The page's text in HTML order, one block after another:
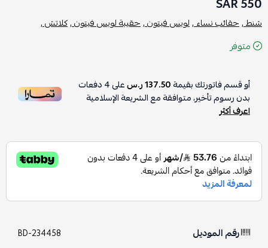
شنط ,حقائب نساء ,لويس فيتون ,حقيبة لويس فيتون ,كلاتش ,
متوفر
أو قسم فاتورتك بقيمة137.50 ر.س على4دفعات
بدون رسوم تأخير، متوافقة مع الشريعة الإسلامية
اعرف أكثر
رقم الموديل BD-234458